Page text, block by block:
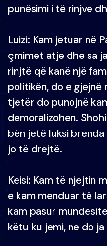
punësimi i të rinjve
Luizi: Kam jetuar në
çmimet atje dhe sa
rinjtë që kanë një
politikën, do e gjejnë
tjetër do punojnë
demoralizohen.
bën jetë luksi
jo të drejtë.
Keisi: Kam të njejtin
e kam menduar të
kam pasur
këtu ku jemi, ne do